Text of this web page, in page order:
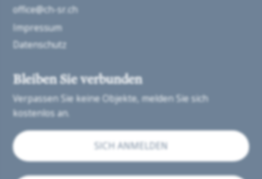
office@ch-sr.ch
Impressum
Datenschutz
Bleiben Sie verbunden
Verpassen Sie keine Objekte, melden Sie sich
kostenlos an.
SICH ANMELDEN